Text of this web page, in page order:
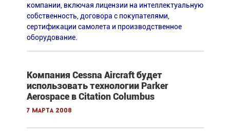
компании, включая лицензии на интеллектуальную
собственность, договора с покупателями,
сертификации самолета и производственное
оборудование.
Компания Cessna Aircraft будет
использовать технологии Parker
Aerospace в Citation Columbus
7 марта 2008